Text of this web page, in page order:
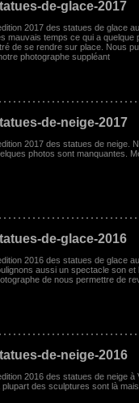
de-glace-2017
2017 des statues de glace
mauvais temps ce qui a quelque
de se rendre sur place. Nous
photographe suppléant
de-neige-2017
2017 des statues de neige.
photos sont manquantes.
de-glace-2016
2016 des statues de glace
aussi un spectacle son
de nous permettre de
de-neige-2016
2016 des statues de neige
plupart des sculptures sont là